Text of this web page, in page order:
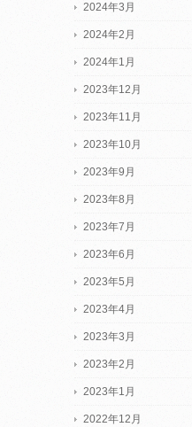
2024年3月
2024年2月
2024年1月
2023年12月
2023年11月
2023年10月
2023年9月
2023年8月
2023年7月
2023年6月
2023年5月
2023年4月
2023年3月
2023年2月
2023年1月
2022年12月